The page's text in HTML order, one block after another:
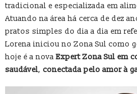
tradicional e especializada em
Atuando na área há cerca de dez
pratos simples do dia a dia em
Lorena iniciou no Zona Sul como
hoje é a novaExpert Zona Sul em
saudável, conectada pelo amor à